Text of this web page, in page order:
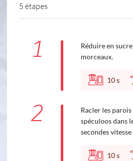
5 étapes
1
Réduire en
morceaux.
10s
2
Racler les
spéculoos dans
secondes vitesse
10s